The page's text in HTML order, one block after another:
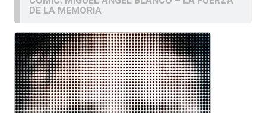
DE LA MEMORIA